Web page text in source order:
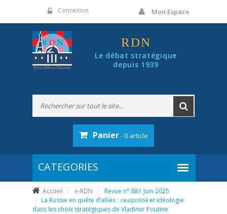
Connexion Mon Espace
RDN
Le débat stratégique
depuis 1939
Panier- 0 article
Accueil e-RDN
Revue n° 881 Juin 2025
La Russie en quête d’alliés : realpolitiket idéologie
dans les choix stratégiques de Vladimir Poutine